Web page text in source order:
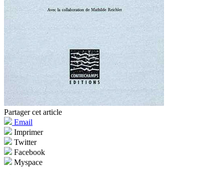
Partager cet article
Email
Imprimer
Twitter
Facebook
Myspace